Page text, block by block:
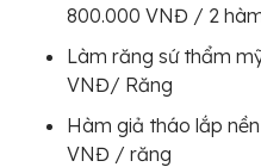
800.000 VNĐ / 2
Làm răng sứ thẩm
VNĐ/ Răng
Hàm giả tháo lắp
VNĐ / răng